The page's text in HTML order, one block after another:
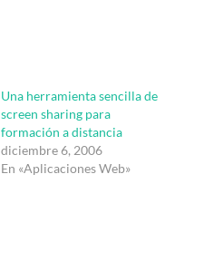
Una herramienta sencilla de
screen sharing para
formación a distancia
diciembre 6, 2006
En «Aplicaciones Web»